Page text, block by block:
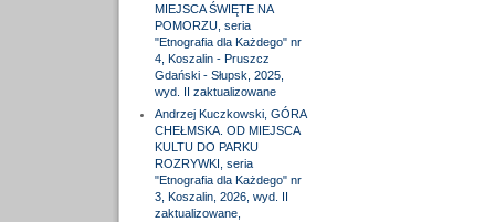
MIEJSCA ŚWIĘTE NA
POMORZU, seria
"Etnografia dla Każdego" nr
4, Koszalin - Pruszcz
Gdański - Słupsk, 2025,
wyd. II zaktualizowane
Andrzej Kuczkowski, GÓRA
CHEŁMSKA. OD MIEJSCA
KULTU DO PARKU
ROZRYWKI, seria
"Etnografia dla Każdego" nr
3, Koszalin, 2026, wyd. II
zaktualizowane,